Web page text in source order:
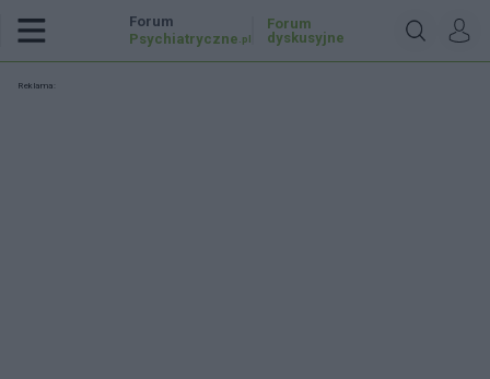
Forum
Psychiatryczne .pl
Forum
dyskusyjne
Reklama: